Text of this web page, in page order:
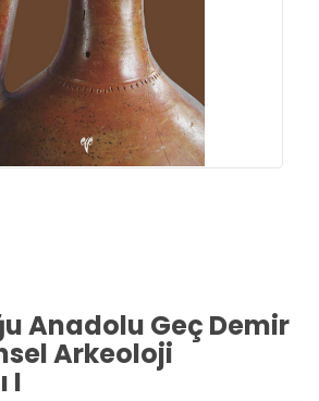
Anadolu Geç Demir
Arkeoloji
I